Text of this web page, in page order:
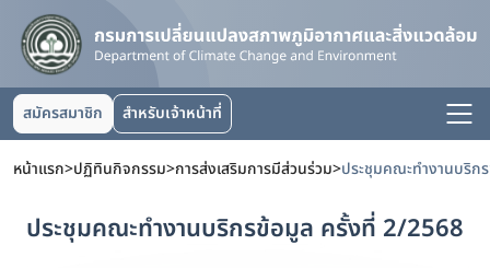
สมัครสมาชิก สำหรับเจ้าหน้าที่
หน้าแรก>ปฏิทินกิจกรรม>การส่งเสริมการมีส่วนร่วม>ประชุมคณะทำงานบริก
ประชุมคณะทำงานบริกรข้อมูล ครั้งที่ 2/2568